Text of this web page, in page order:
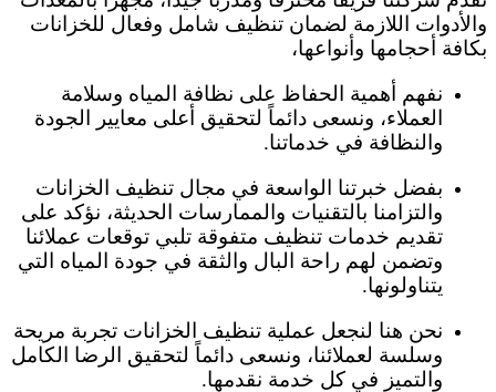
والأدوات اللازمة لضمان تنظيف شامل وفعال للخزانات
بكافة أحجامها وأنواعها،
نفهم أهمية الحفاظ على نظافة المياه وسلامة
العملاء، ونسعى دائماً لتحقيق أعلى معايير الجودة
والنظافة في خدماتنا.
بفضل خبرتنا الواسعة في مجال تنظيف الخزانات
والتزامنا بالتقنيات والممارسات الحديثة، نؤكد على
تقديم خدمات تنظيف متفوقة تلبي توقعات عملائنا
وتضمن لهم راحة البال والثقة في جودة المياه التي
يتناولونها.
نحن هنا لنجعل عملية تنظيف الخزانات تجربة مريحة
وسلسة لعملائنا، ونسعى دائماً لتحقيق الرضا الكامل
والتميز في كل خدمة نقدمها.